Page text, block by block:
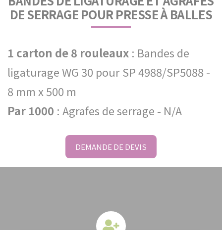
DE SERRAGE POUR PRESSE À BALLES
1 carton de 8 rouleaux : Bandes de
ligaturage WG 30 pour SP 4988/SP5088 -
8 mm x 500 m
Par 1000 : Agrafes de serrage - N/A
DEMANDE DE DEVIS